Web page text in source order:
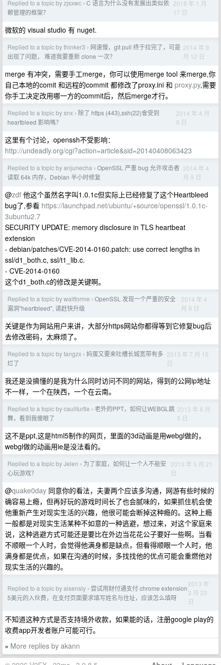
Replied to a topic by zjsxwc › C 语言为什么没有发展出类似依
赖管理的框架？
2018 年 1 月
17 日
微软的 visual studio 有 nuget.
Replied to a topic by thinker3 › 网速慢，git pull 终于拉完了，可是
出现了问题， 难道我要重新 clone 一次？
2014 年 9
月 12 日
merge 有冲突，需要手工merge，你可以使用merge tool 来merge,你
自己本地的comit 和远程的commit 都修改了proxy.ini 和 proxy.py,需要
你手工决定改用哪一方的commit后，然后merge才行。
Replied to a topic by snx › 除了 https (443),ssh(22)會受到
heartbleed 影响嗎？
2014 年 4 月
9 日
这里有个讨论，openssh不受影响：
http://undeadly.org/cgi?action=article&sid=20140408063423
Replied to a topic by anjunecha › OpenSSL 严重 bug 允许攻击者
读取 64k 内存，Debian 半小时修复
2014 年 4
月 9 日
@zdf 他这个虽然名字叫1.0.1c但实际上已经修复了这个Heartbleed
bug了,参看 https://launchpad.net/ubuntu/+source/openssl/1.0.1c-
3ubuntu2.7
SECURITY UPDATE: memory disclosure in TLS heartbeat
extension
- debian/patches/CVE-2014-0160.patch: use correct lengths in
ssl/d1_both.c, ssl/t1_lib.c.
- CVE-2014-0160
这个d1_both.c的修改是关键啊。
Replied to a topic by waitforme › OpenSSL 发现一个严重的安全
漏洞"heartbleed", 请赶快升级
2014 年 4
月 9 日
关键是作为网站用户来讲，大部分https网站你都得等到它修复bug后
去修改密码，太麻烦了。
Replied to a topic by tangzx › 妈蛋又要来吐槽长城宽带有多
烂了
2013 年 7 月 15
日
我还是没搞懂的是我为什么同时访问不同的网站，得到的公网ip地址
不一样，一个在陕西，一个在云南。
Replied to a topic by cauliturtle › 老外的PPT，如何让WEBGL跳
舞，看到我傻眼了
2013 年 6 月
5 日
这不是ppt,这是html5制作的网页，里面的3d动画是用webgl做的，
webgl做的动画用ie是没法看的。
Replied to a topic by Jelen › 为了家庭，如何让一个人不能安
心玩游戏？
2013 年 5 月 21
日
@quake0day 同意你的看法，夫妻两个应该多沟通，网游有些时候的
确容易上瘾，但再好玩的游戏时间长了也会腻味的，如果抓住机会使
他重新产生对现实生活的兴趣，他很可能会断掉这种瘾的。这种上瘾
一般都是对现实生活某种不如意的一种逃避，想过来，对这个家庭来
说，这种逃避方式可能还是要比在外边当花花公子要好一些啊。当看
不顺眼一个人时，会觉得他满身都是缺点，但看得顺眼一个人时，他
满身都是优点，如果在沟通的时候，多找找他的优点可能会重燃他对
现实生活的兴趣的。
Replied to a topic by aisensiy › 尝试用财付通支付 chrome extension
5美元的入伙费，在支付页面要求填写姓名与住址，应该怎么填呀
2013 年
3 月 23
日
不知道这种方式是否支持境外收款，如果能的话，注册google play的
收费app开发者账户可能可行。
» More replies by akann